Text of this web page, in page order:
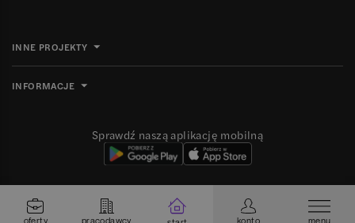
oferty pracodawcy konto menu
INNE PROJEKTY
INFORMACJE
Sprawdź naszą aplikację mobilną
Ⓒ 2008- 2026Grupa MBE sp. z o.o. Wszelkie prawa zastrzeżone.